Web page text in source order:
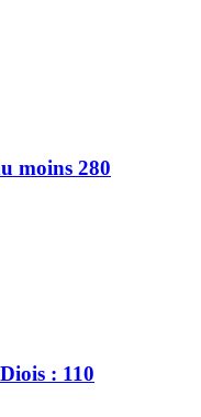
moins 280
: 110